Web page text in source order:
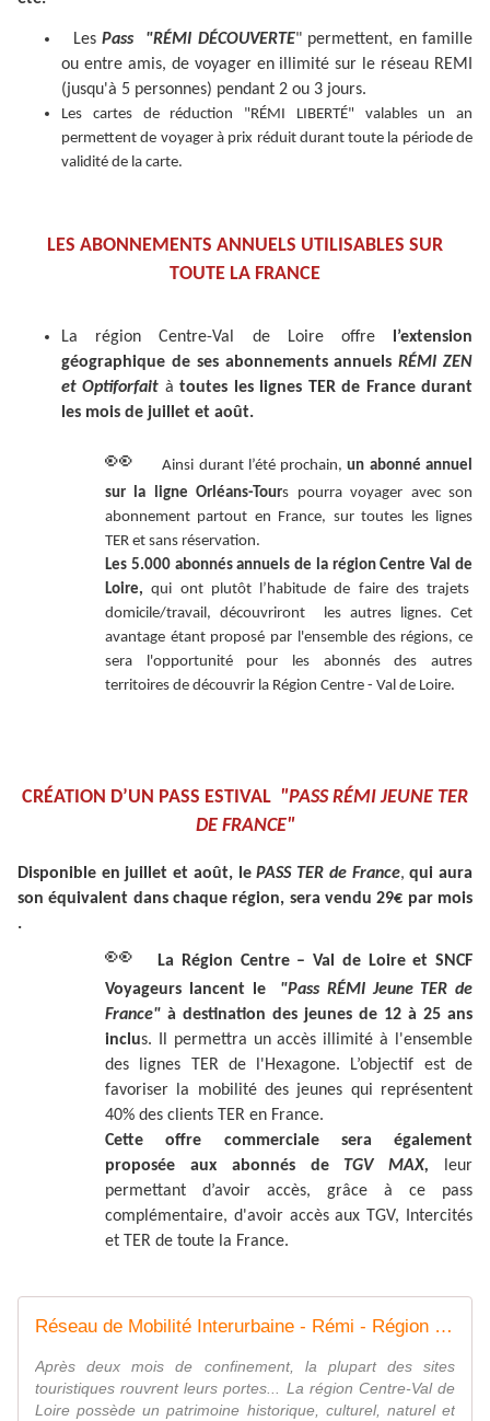
LesPass "RÉMI DÉCOUVERTE" permettent, en famille
ou entre amis, de voyager en illimité sur le réseau REMI
(jusqu'à 5 personnes) pendant 2 ou 3 jours.
Les cartes de réduction "RÉMI LIBERTÉ" valables un an
permettent de voyager à prix réduit durant toute la période de
validité de la carte.
LES ABONNEMENTS ANNUELS UTILISABLES SUR
TOUTE LA FRANCE
La région Centre-Val de Loire offre
l’extension
géographique de ses abonnements annuelsRÉMI ZEN
et Optiforfait àtoutes les lignes TER de France durant
les mois de juillet et août.
👀Ainsi durant l’été prochain,un abonné annuel
sur la ligne Orléans-Tours pourra voyager avec son
abonnement partout en France, sur toutes les lignes
TER et sans réservation.
Les 5.000 abonnés annuels de la région Centre Val de
Loire, qui ont plutôt l’habitude de faire des trajets
domicile/travail, découvriront les autres lignes. Cet
avantage étant proposé par l'ensemble des régions, ce
sera l'opportunité pour les abonnés des autres
territoires de découvrir la Région Centre - Val de Loire.
CRÉATION D’UN PASS ESTIVAL "PASS RÉMI JEUNE TER
DE FRANCE"
Disponible en juillet et août, le PASS TER de France, qui aura
son équivalent dans chaque région, sera vendu 29€ par mois
.
👀La Région Centre – Val de Loire et SNCF
Voyageurs lancent le
"Pass RÉMI Jeune TER de
France" à destination des jeunes de 12 à 25 ans
inclus. Il permettra un accès illimité à l'ensemble
des lignes TER de l'Hexagone. L’objectif est de
favoriser la mobilité des jeunes qui représentent
40% des clients TER en France.
Cette offre commerciale sera également
proposée aux abonnés de
TGV MAX, leur
permettant d’avoir accès, grâce à ce pass
complémentaire, d'avoir accès aux TGV, Intercités
et TER de toute la France.
Réseau de Mobilité Interurbaine - Rémi - Région Centre-Val de Loire
Après deux mois de confinement, la plupart des sites
touristiques rouvrent leurs portes... La région Centre-Val de
Loire possède un patrimoine historique, culturel, naturel et